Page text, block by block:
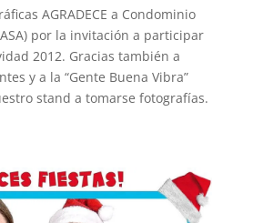
AGRADECE a Condominio
por la invitación a participar
2012. Gracias también a
y a la “Gente Buena Vibra”
stand a tomarse fotografías.